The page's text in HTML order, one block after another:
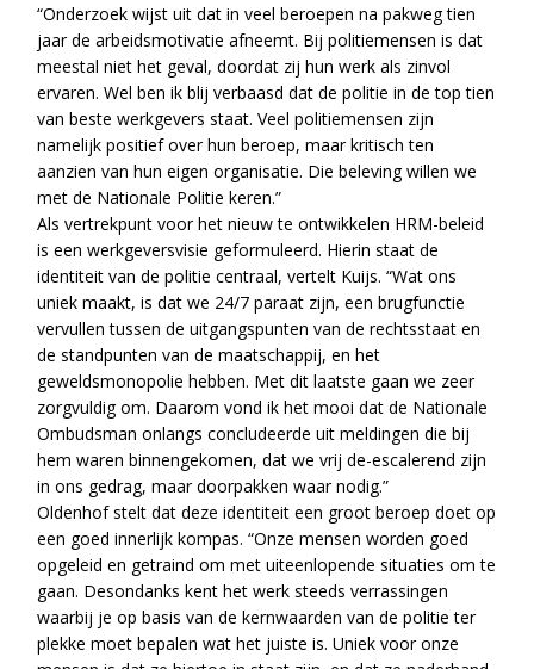
“Onderzoek wijst uit dat in veel beroepen na pakweg tien
jaar de arbeidsmotivatie afneemt. Bij politiemensen is dat
meestal niet het geval, doordat zij hun werk als zinvol
ervaren. Wel ben ik blij verbaasd dat de politie in de top tien
van beste werkgevers staat. Veel politiemensen zijn
namelijk positief over hun beroep, maar kritisch ten
aanzien van hun eigen organisatie. Die beleving willen we
met de Nationale Politie keren.”
Als vertrekpunt voor het nieuw te ontwikkelen HRM-beleid
is een werkgeversvisie geformuleerd. Hierin staat de
identiteit van de politie centraal, vertelt Kuijs. “Wat ons
uniek maakt, is dat we 24/7 paraat zijn, een brugfunctie
vervullen tussen de uitgangspunten van de rechtsstaat en
de standpunten van de maatschappij, en het
geweldsmonopolie hebben. Met dit laatste gaan we zeer
zorgvuldig om. Daarom vond ik het mooi dat de Nationale
Ombudsman onlangs concludeerde uit meldingen die bij
hem waren binnengekomen, dat we vrij de-escalerend zijn
in ons gedrag, maar doorpakken waar nodig.”
Oldenhof stelt dat deze identiteit een groot beroep doet op
een goed innerlijk kompas. “Onze mensen worden goed
opgeleid en getraind om met uiteenlopende situaties om te
gaan. Desondanks kent het werk steeds verrassingen
waarbij je op basis van de kernwaarden van de politie ter
plekke moet bepalen wat het juiste is. Uniek voor onze